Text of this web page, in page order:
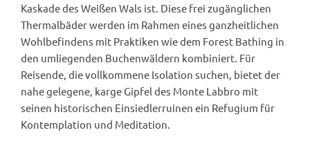
Kaskade des Weißen Wals ist. Diese frei zugänglichen
Thermalbäder werden im Rahmen eines ganzheitlichen
Wohlbefindens mit Praktiken wie dem Forest Bathing in
den umliegenden Buchenwäldern kombiniert. Für
Reisende, die vollkommene Isolation suchen, bietet der
nahe gelegene, karge Gipfel des Monte Labbro mit
seinen historischen Einsiedlerruinen ein Refugium für
Kontemplation und Meditation.